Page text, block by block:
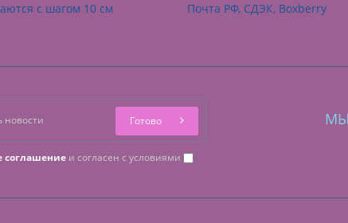
с шагом 10 см Почта РФ, СДЭК, Boxberry
соглашениеи согласен с условиями
Готово